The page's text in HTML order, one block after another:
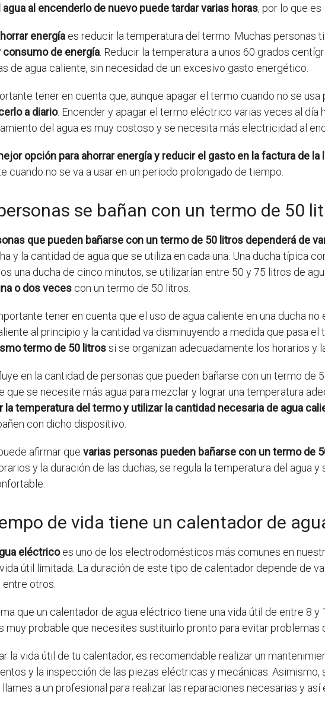
al encenderlo de nuevo puede tardar varias horas, por lo que
energía es reducir la temperatura del termo. Muchas personas
consumo de energía . Reducir la temperatura a unos 60 grados
de agua caliente, sin necesidad de un excesivo gasto energético.
tener en cuenta que, aunque apagar el termo cuando no se
a diario. Encender y apagar el termo eléctrico varias veces al día
del agua es muy costoso y se necesita más electricidad al
opción para ahorrar energía y reducir el gasto en la factura de
cuando no se va a usar en un periodo prolongado de tiempo.
se bañan con un termo de 50
que pueden bañarse con un termo de 50 litros dependerá de
y la cantidad de agua que se utiliza en cada una. Una ducha típica
una ducha de cinco minutos, se utilizarían entre 50 y 75 litros de
o dos veces con un termo de 50 litros.
tener en cuenta que el uso de agua caliente en una ducha
al principio y la cantidad va disminuyendo a medida que pasa el
termo de 50 litrossi se organizan adecuadamente los horarios y
en la cantidad de personas que pueden bañarse con un termo de
que se necesite más agua para mezclar y lograr una temperatura
la temperatura del termo y utilizar la cantidad necesaria de agua
con dicho dispositivo.
afirmar que varias personas pueden bañarse con un termo de
y la duración de las duchas, se regula la temperatura del agua
de vida tiene un calentador de
eléctricoes uno de los electrodomésticos más comunes en
útil limitada. La duración de este tipo de calentador depende de
otros.
que un calentador de agua eléctrico tiene una vida útil de entre 8
muy probable que necesites sustituirlo pronto para evitar problemas
la vida útil de tu calentador, es recomendable realizar un
y la inspección de las piezas eléctricas y mecánicas.
a un profesional para realizar las reparaciones necesarias y así